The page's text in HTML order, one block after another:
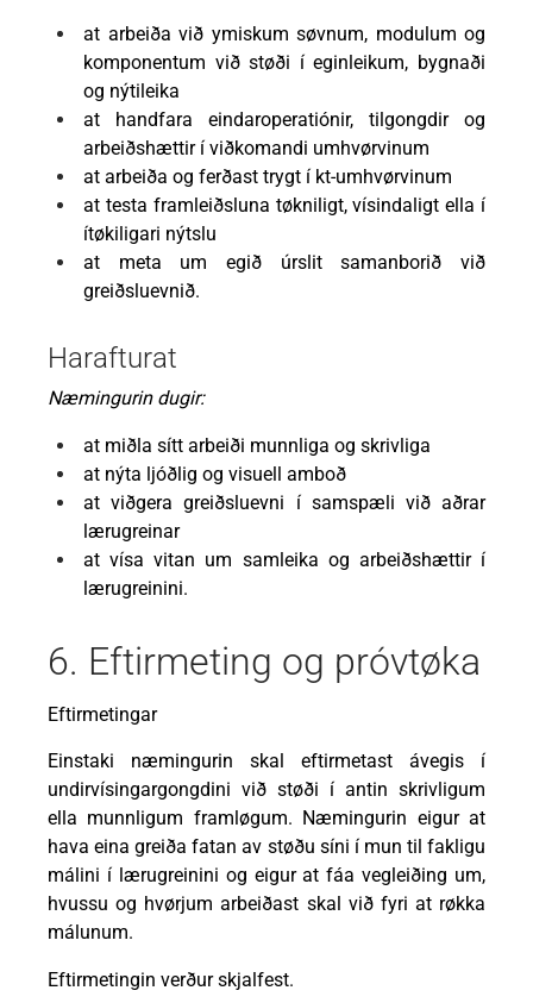
at arbeiða við ymiskum søvnum, modulum og
komponentum við støði í eginleikum, bygnaði
og nýtileika
at handfara eindaroperatiónir, tilgongdir og
arbeiðshættir í viðkomandi umhvørvinum
at arbeiða og ferðast trygt í kt-umhvørvinum
at testa framleiðsluna tøkniligt, vísindaligt ella í
ítøkiligari nýtslu
at meta um egið úrslit samanborið við
greiðsluevnið.
Harafturat
Næmingurin dugir:
at miðla sítt arbeiði munnliga og skrivliga
at nýta ljóðlig og visuell amboð
at viðgera greiðsluevni í samspæli við aðrar
lærugreinar
at vísa vitan um samleika og arbeiðshættir í
lærugreinini.
6. Eftirmeting og próvtøka
Eftirmetingar
Einstaki næmingurin skal eftirmetast ávegis í
undirvísingargongdini við støði í antin skrivligum
ella munnligum framløgum. Næmingurin eigur at
hava eina greiða fatan av støðu síni í mun til fakligu
málini í lærugreinini og eigur at fáa vegleiðing um,
hvussu og hvørjum arbeiðast skal við fyri at røkka
málunum.
Eftirmetingin verður skjalfest.